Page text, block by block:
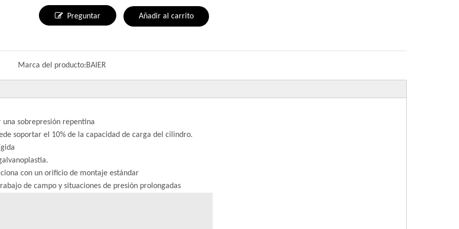
Preguntar Añadir al carrito
Marca del producto:BAIER
sobrepresión repentina
soportar el 10% de la capacidad de carga del cilindro.
con un orificio de montaje estándar
de campo y situaciones de presión prolongadas